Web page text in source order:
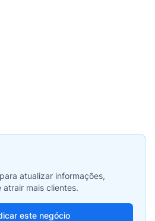
atualizar informações,
atrair mais clientes.
este negócio